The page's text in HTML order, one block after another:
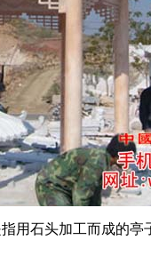
用石头加工而成的